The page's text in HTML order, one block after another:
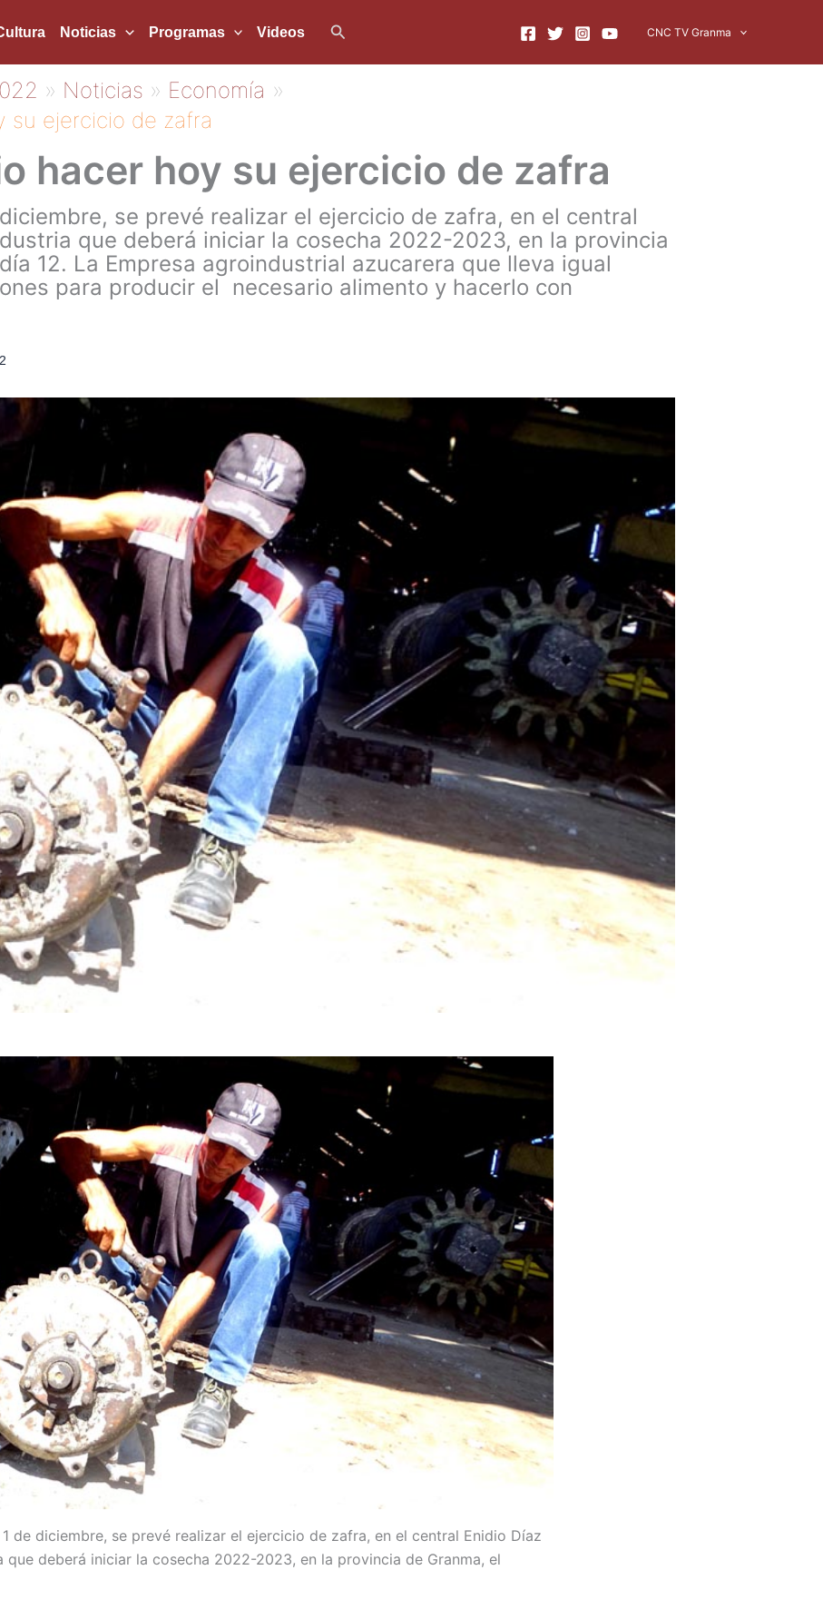
Noticias Programas Videos Buscar CNC TV Granma
Noticias
Economía
su ejercicio de zafra
hacer hoy su ejercicio de zafra
se prevé realizar el ejercicio de zafra, en el central
que deberá iniciar la cosecha 2022-2023, en la provincia
12. La Empresa agroindustrial azucarera que lleva igual
para producir el necesario alimento y hacerlo con
de diciembre, se prevé realizar el ejercicio de zafra, en el central Enidio Díaz
que deberá iniciar la cosecha 2022-2023, en la provincia de Granma, el